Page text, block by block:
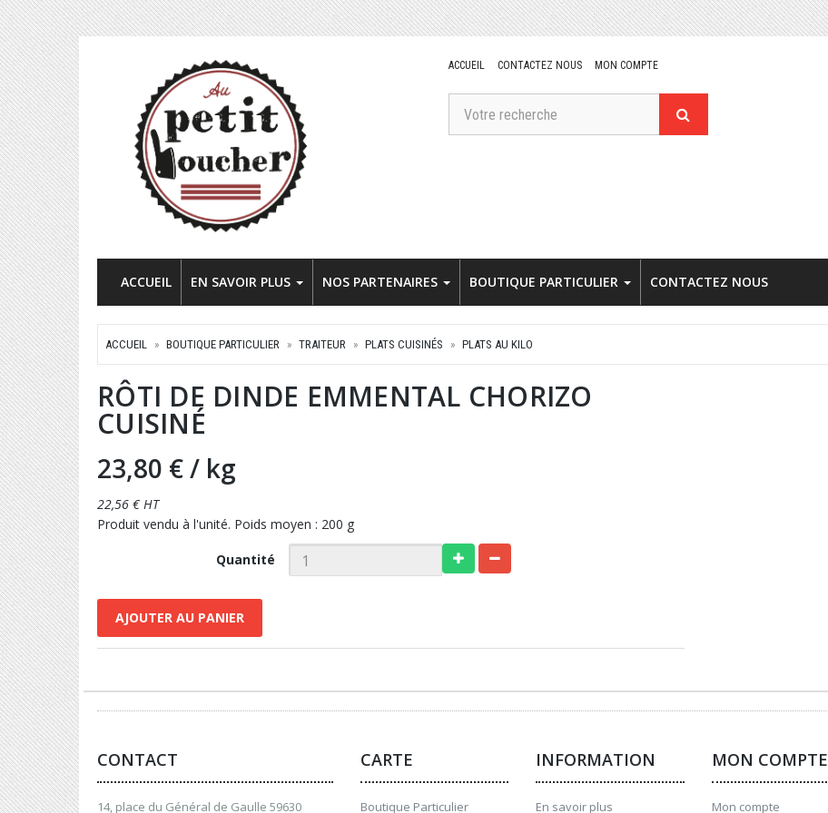
ACCUEIL CONTACTEZ NOUS MON COMPTE
ACCUEIL EN SAVOIR PLUS NOS PARTENAIRES BOUTIQUE PARTICULIER CONTACTEZ NOUS
ACCUEIL BOUTIQUE PARTICULIER TRAITEUR PLATS CUISINÉS PLATS AU KILO
RÔTI DE DINDE EMMENTAL CHORIZO
CUISINÉ
23,80 €/ kg
22,56 € HT
Produit vendu à l'unité. Poids moyen : 200 g
Quantité
AJOUTER AU PANIER
CONTACT
14, place du Général de Gaulle 59630
CARTE
Boutique Particulier
INFORMATION
En savoir plus
MON COMPTE
Mon compte